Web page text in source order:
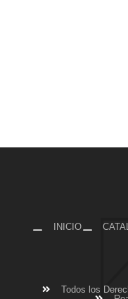
INICIO
Todos los